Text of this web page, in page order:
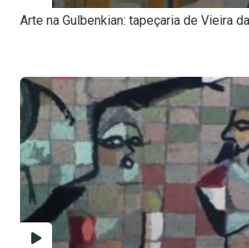
Arte na Gulbenkian: tapeçaria de Vieira